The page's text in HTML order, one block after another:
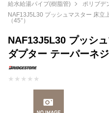
給水給湯パイプ(樹脂管)
ポリブデ
NAF13J5L30 プッシュマスター 床立
（45°）
NAF13J5L30 プッシ
ダプター テーパーネジ
★ ★ ★ ★ ★